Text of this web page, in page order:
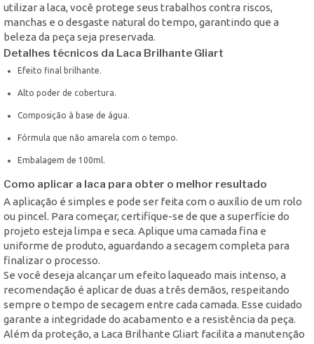
utilizar a laca, você protege seus trabalhos contra riscos,
manchas e o desgaste natural do tempo, garantindo que a
beleza da peça seja preservada.
Detalhes técnicos da Laca Brilhante Gliart
Efeito final brilhante.
Alto poder de cobertura.
Composição à base de água.
Fórmula que não amarela com o tempo.
Embalagem de 100ml.
Como aplicar a laca para obter o melhor resultado
A aplicação é simples e pode ser feita com o auxílio de um rolo
ou pincel. Para começar, certifique-se de que a superfície do
projeto esteja limpa e seca. Aplique uma camada fina e
uniforme de produto, aguardando a secagem completa para
finalizar o processo.
Se você deseja alcançar um efeito laqueado mais intenso, a
recomendação é aplicar de duas a três demãos, respeitando
sempre o tempo de secagem entre cada camada. Esse cuidado
garante a integridade do acabamento e a resistência da peça.
Além da proteção, a Laca Brilhante Gliart facilita a manutenção